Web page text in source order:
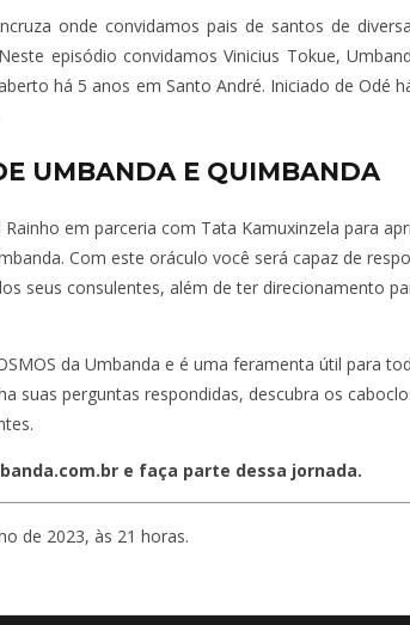
onde convidamos pais de santos de
episódio convidamos Vinicius Tokue,
há 5 anos em Santo André. Iniciado de Odé
UMBANDA E QUIMBANDA
em parceria com Tata Kamuxinzela para
Com este oráculo você será capaz de
seus consulentes, além de ter direcionamento
da Umbanda e é uma feramenta útil para
suas perguntas respondidas, descubra os
e faça parte dessa jornada.
de 2023, às 21 horas.